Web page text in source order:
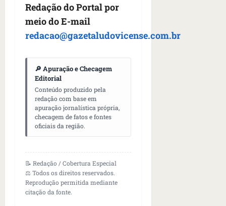
Redação do Portal por
meio do E-mail
redacao@gazetaludovicense.com.br
🔎 Apuração e Checagem
Editorial
Conteúdo produzido pela
redação com base em
apuração jornalística própria,
checagem de fatos e fontes
oficiais da região.
📝 Redação / Cobertura Especial
⚖️ Todos os direitos reservados.
Reprodução permitida mediante
citação da fonte.